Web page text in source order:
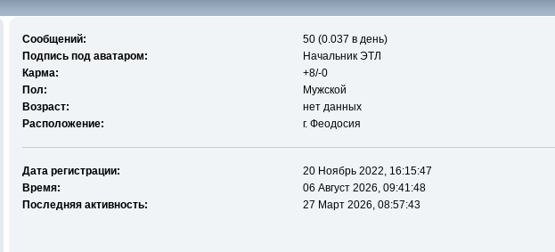
Сообщений:
50 (0.037 в день)
Подпись под аватаром:
Начальник ЭТЛ
Карма:
+8/-0
Пол:
Мужской
Возраст:
нет данных
Расположение:
г. Феодосия
Дата регистрации:
20 Ноябрь 2022, 16:15:47
Время:
06 Август 2026, 09:41:48
Последняя активность:
27 Март 2026, 08:57:43